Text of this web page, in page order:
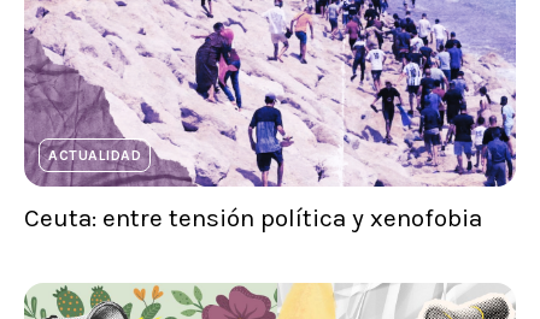
ACTUALIDAD
Ceuta: entre tensión política y xenofobia